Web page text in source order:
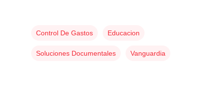
Control De Gastos Educacion
Soluciones Documentales Vanguardia